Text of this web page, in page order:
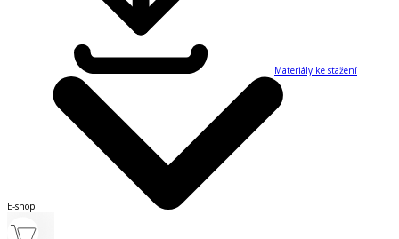
Materiály ke stažení
E-shop